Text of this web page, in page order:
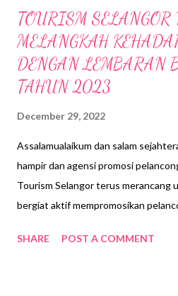
TOURISM SELANGOR
MELANGKAH
DENGAN LEMBARAN
TAHUN 2023
December 29, 2022
Assalamualaikum dan salam
hampir dan agensi promosi
Tourism Selangor terus merancang
bergiat aktif mempromosikan
pelbagai inisiatif baharu yang akan
SHARE POST A COMMENT